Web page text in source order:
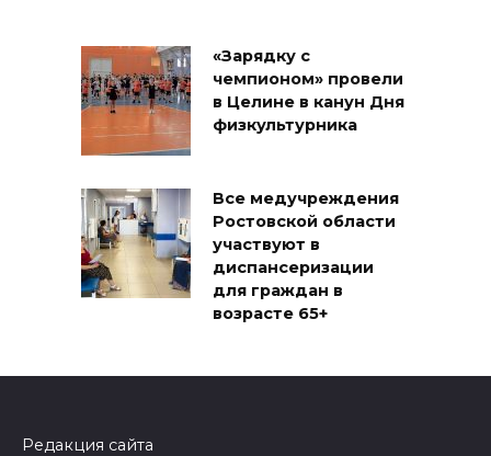
«Зарядку с
чемпионом» провели
в Целине в канун Дня
физкультурника
Все медучреждения
Ростовской области
участвуют в
диспансеризации
для граждан в
возрасте 65+
Редакция сайта